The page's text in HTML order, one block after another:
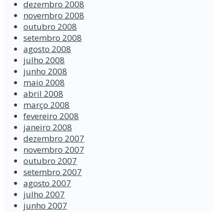
dezembro 2008
novembro 2008
outubro 2008
setembro 2008
agosto 2008
julho 2008
junho 2008
maio 2008
abril 2008
março 2008
fevereiro 2008
janeiro 2008
dezembro 2007
novembro 2007
outubro 2007
setembro 2007
agosto 2007
julho 2007
junho 2007